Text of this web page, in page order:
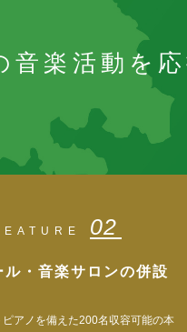
楽活動を
02
ル・音楽サロンの併設
ピアノを備えた200名収容可能の本